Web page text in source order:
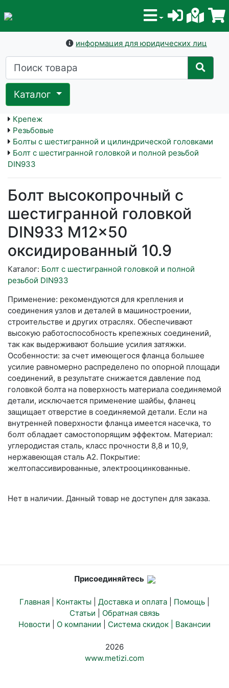
информация для юридических лиц
Каталог
Крепеж
Резьбовые
Болты с шестигранной и цилиндрической головками
Болт с шестигранной головкой и полной резьбой
DIN933
Болт высокопрочный с
шестигранной головкой
DIN933 M12x50
оксидированный 10.9
Каталог: Болт с шестигранной головкой и полной
резьбой DIN933
Применение: рекомендуются для крепления и
соединения узлов и деталей в машиностроении,
строительстве и других отраслях. Обеспечивают
высокую работоспособность крепежных соединений,
так как выдерживают большие усилия затяжки.
Особенности: за счет имеющегося фланца большее
усилие равномерно распределено по опорной площади
соединений, в результате снижается давление под
головкой болта на поверхность материала соединяемой
детали, исключается применение шайбы, фланец
защищает отверстие в соединяемой детали. Если на
внутренней поверхности фланца имеется насечка, то
болт обладает самостопорящим эффектом. Материал:
углеродистая сталь, класс прочности 8,8 и 10,9,
нержавеющая сталь А2. Покрытие:
желтопассивированные, электрооцинкованные.
Нет в наличии. Данный товар не доступен для заказа.
Присоединяйтесь
Главная Контакты Доставка и оплата Помощь
Статьи
Обратная связь
Новости
О компании Система скидок | Вакансии
2026
www.metizi.com